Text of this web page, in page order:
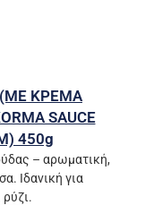
(ΜΕ ΚΡΕΜΑ
SAUCE
450g
– αρωματική,
Ιδανική για